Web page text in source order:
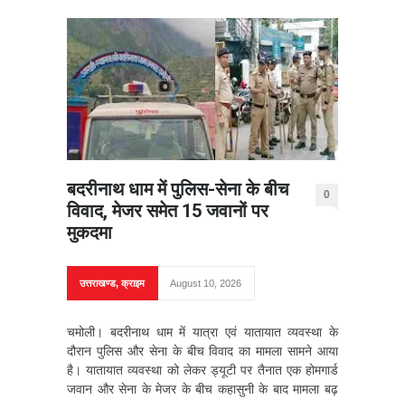
बदरीनाथ धाम में पुलिस-सेना के बीच
विवाद, मेजर समेत 15 जवानों पर
मुकदमा
0
उत्तराखण्ड,क्राइम August 10, 2026
चमोली। बदरीनाथ धाम में यात्रा एवं यातायात व्यवस्था के
दौरान पुलिस और सेना के बीच विवाद का मामला सामने आया
है। यातायात व्यवस्था को लेकर ड्यूटी पर तैनात एक होमगार्ड
जवान और सेना के मेजर के बीच कहासुनी के बाद मामला बढ़